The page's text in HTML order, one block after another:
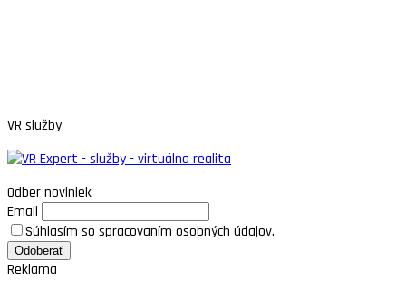
VR služby
Odber noviniek
Email
Súhlasím so spracovaním osobných údajov.
Reklama